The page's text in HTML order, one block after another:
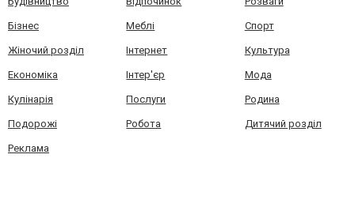
Бізнес Меблі Спорт
Жіночий розділ Інтернет Культура
Економіка Інтер'єр Мода
Кулінарія Послуги Родина
Подорожі Робота Дитячий розділ
Реклама